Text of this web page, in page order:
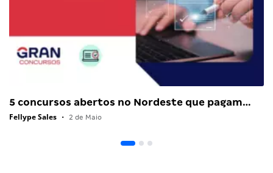
5 concursos abertos no Nordeste que pagam…
Fellype Sales • 2 de Maio